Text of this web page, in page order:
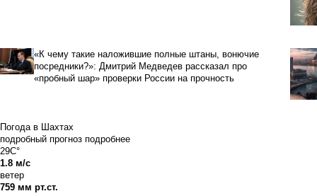
«К чему такие наложившие полные штаны, вонючие
посредники?»: Дмитрий Медведев рассказал про
«пробный шар» проверки России на прочность
Погода в Шахтах
подробный прогноз подробнее
29C°
1.8 м/с
ветер
759 мм рт.ст.